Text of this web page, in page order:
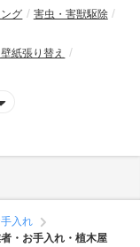
グ
害虫・害獣駆除
紙張り替え
入れ
・お手入れ・植木屋